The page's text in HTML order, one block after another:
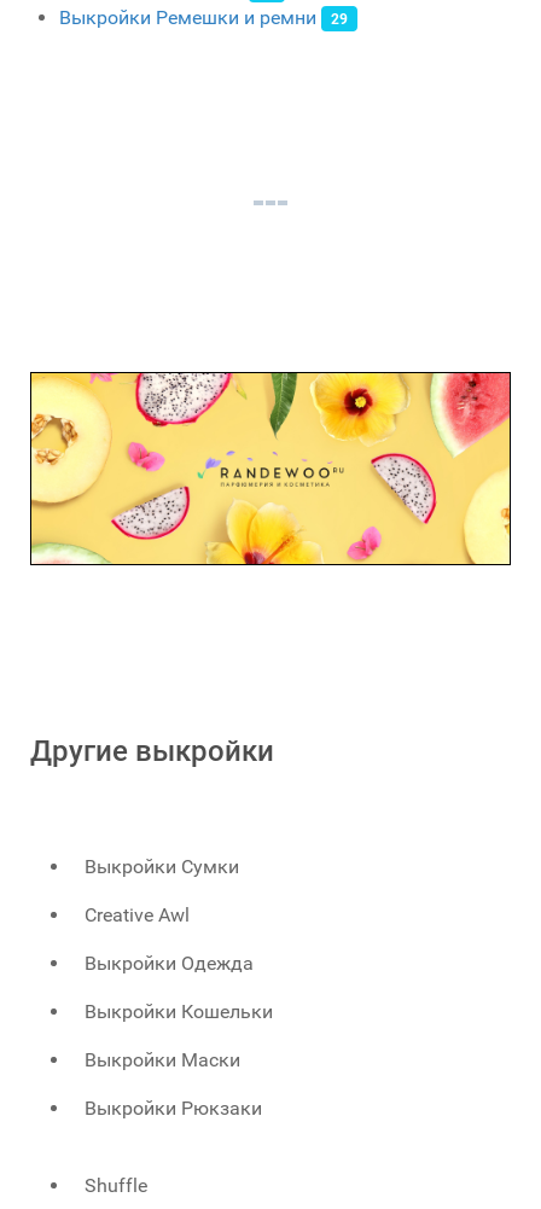
Выкройки Ремешки и ремни 29
Другие выкройки
Выкройки Сумки
Creative Awl
Выкройки Одежда
Выкройки Кошельки
Выкройки Маски
Выкройки Рюкзаки
Shuffle